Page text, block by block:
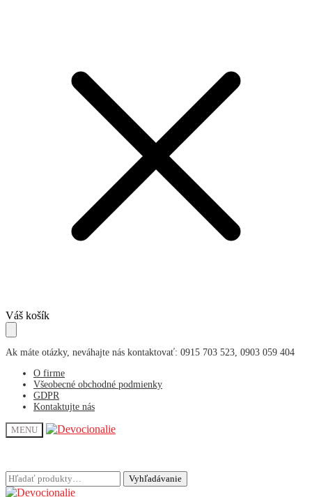
Skip
to
navigation
Skip
to
content
Váš košík
Ak máte otázky, neváhajte nás kontaktovať: 0915 703 523, 0903 059 404
O firme
Všeobecné obchodné podmienky
GDPR
Kontaktujte nás
MENU
Hľadať: Vyhľadávanie
Hľadať: Vyhľadávanie